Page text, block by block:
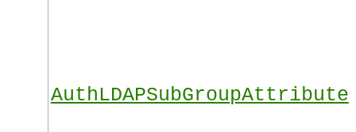
AuthLDAPSubGroupAttribute